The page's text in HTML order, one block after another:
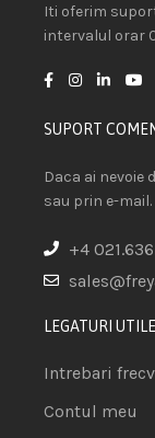
Iti oferim
intervalul orar
SUPORT
Daca ai
sau prin e-mail.
+4
LEGATURI UTILE
Intrebari
Contul meu